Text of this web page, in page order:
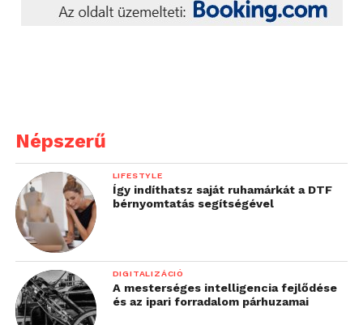
Népszerű
LIFESTYLE
Így indíthatsz saját ruhamárkát a DTF
bérnyomtatás segítségével
DIGITALIZÁCIÓ
A mesterséges intelligencia fejlődése
és az ipari forradalom párhuzamai